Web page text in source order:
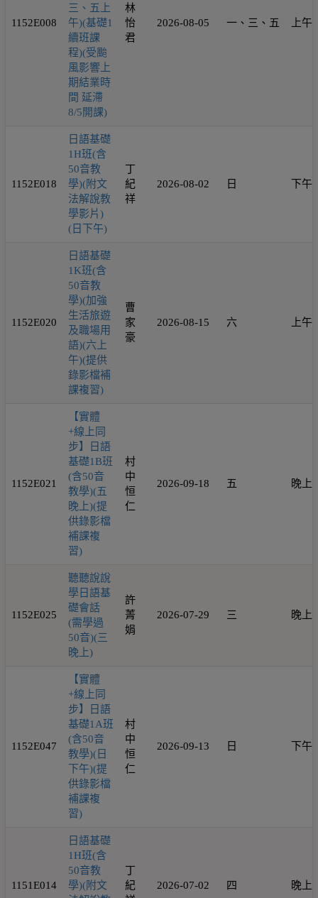
1152E008
三、五上
午)(基礎1
續班課
程)(受颱
風影響上
期結業時
間 延滯
8/5開課)
林
怡
君
2026-08-05 一、三、五 上午
1152E018
日語基礎
1H班(含
50音教
學)(附文
法解說教
學影片)
(日下午)
丁
紀
祥
2026-08-02 日 下午
1152E020
日語基礎
1K班(含
50音教
學)(加強
生活旅遊
及職場用
語)(六上
午)(提供
錄影檔補
課複習)
曹
家
豪
2026-08-15 六 上午
1152E021
【實體
+線上同
步】日語
基礎1B班
(含50音
教學)(五
晚上)(提
供錄影檔
補課複
習)
村
中
恒
仁
2026-09-18 五 晚上
1152E025
聽聽說說
學日語基
礎會話
(需學過
50音)(三
晚上)
許
菁
娟
2026-07-29 三 晚上
1152E047
【實體
+線上同
步】日語
基礎1A班
(含50音
教學)(日
下午)(提
供錄影檔
補課複
習)
村
中
恒
仁
2026-09-13 日 下午
1151E014
日語基礎
1H班(含
50音教
學)(附文
丁
紀
2026-07-02 四 晚上